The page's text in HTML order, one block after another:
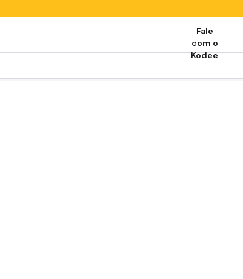
Fale
com o
Kodee